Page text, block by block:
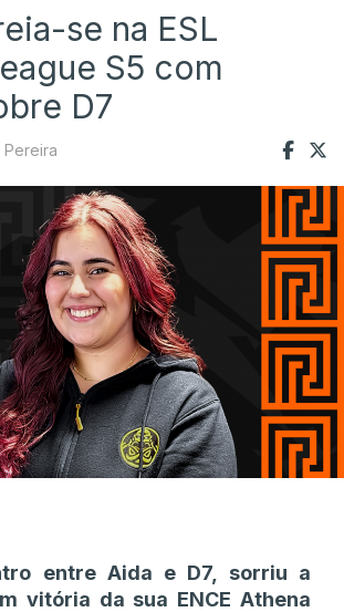
se na ESL
S5 com
D7
entre Aida e D7, sorriu a
vitória da sua ENCE Athena